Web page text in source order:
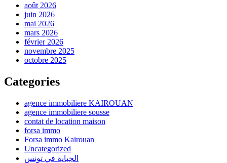
août 2026
juin 2026
mai 2026
mars 2026
février 2026
novembre 2025
octobre 2025
Categories
agence immobiliere KAIROUAN
agence immobiliere sousse
contat de location maison
forsa immo
Forsa immo Kairouan
Uncategorized
الجباية في تونس